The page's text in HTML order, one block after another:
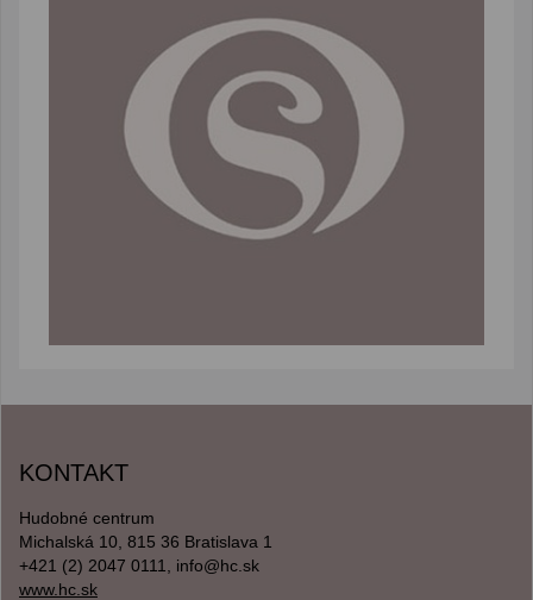
KONTAKT
Hudobné centrum
Michalská 10, 815 36 Bratislava 1
+421 (2) 2047 0111, info@hc.sk
www.hc.sk